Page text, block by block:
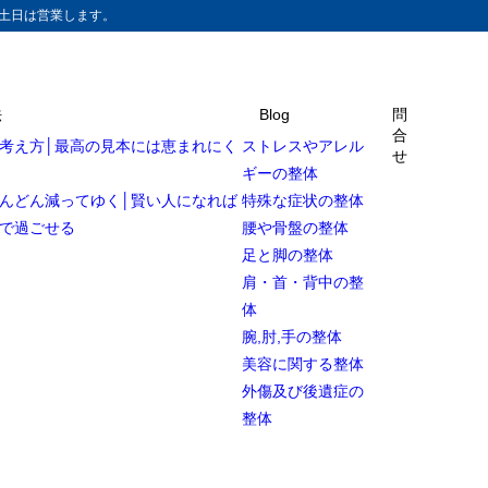
は営業します。
え方│最高の見本には恵まれにく
どん減ってゆく│賢い人になれば
過ごせる
Blog
ストレスやアレル
ギーの整体
特殊な症状の整体
腰や骨盤の整体
足と脚の整体
肩・首・背中の整
体
腕,肘,手の整体
美容に関する整体
外傷及び後遺症の
整体
問
合
せ